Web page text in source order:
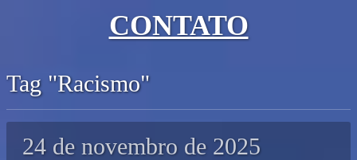
CONTATO
Tag "Racismo"
24 de novembro de 2025